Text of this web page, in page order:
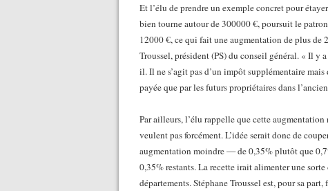
Et l’élu de prendre un exemple concret pour
bien tourne autour de 300000 €, poursuit le
12000 €, ce qui fait une augmentation de plus de
Troussel, président (PS) du conseil général. « Il y
il. Il ne s’agit pas d’un impôt supplémentaire
payée que par les futurs propriétaires dans
Par ailleurs, l’élu rappelle que cette augmentation
veulent pas forcément. L’idée serait donc de
augmentation moindre — de 0,35% plutôt que
0,35% restants. La recette irait alimenter une
départements.Stéphane Troussel est, pour sa part,